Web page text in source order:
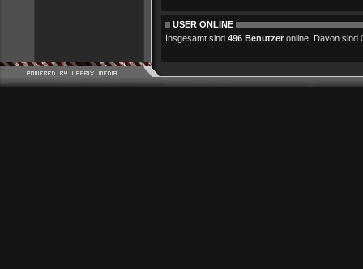
USER ONLINE
Insgesamt sind 496 Benutzer online. Davon sind